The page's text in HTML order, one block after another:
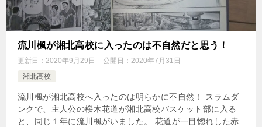
流川楓が湘北高校に入ったのは不自然だと思う！
更新日： 2020年9月29日 公開日： 2020年7月31日
湘北高校
流川楓が湘北高校へ入ったのは明らかに不自然！ スラムダ
ンクで、主人公の桜木花道が湘北高校バスケット部に入る
と、同じ１年に流川楓がいました。 花道が一目惚れした赤